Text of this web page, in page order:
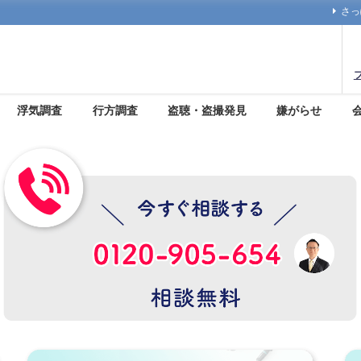
さ
浮気調査 行方調査 盗聴・盗撮発見 嫌がらせ